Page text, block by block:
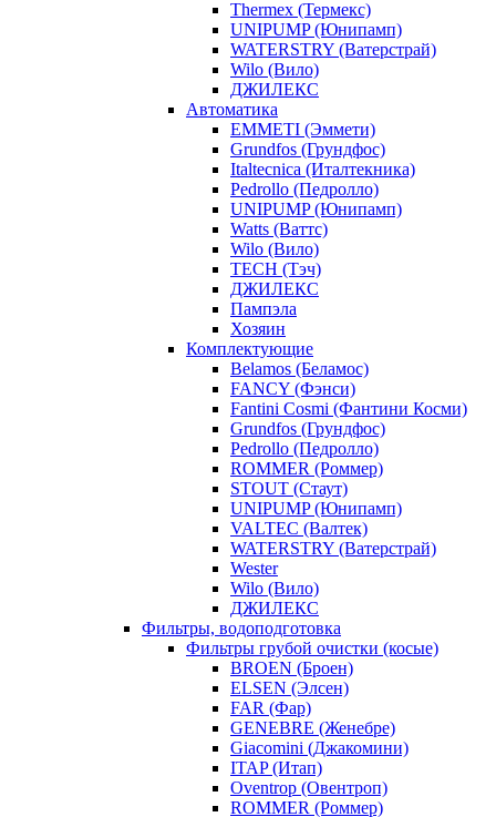
Thermex (Термекс)
UNIPUMP (Юнипамп)
WATERSTRY (Ватерстрай)
Wilo (Вило)
ДЖИЛЕКС
Автоматика
EMMETI (Эммети)
Grundfos (Грундфос)
Italtecnica (Италтекника)
Pedrollo (Педролло)
UNIPUMP (Юнипамп)
Watts (Ваттс)
Wilo (Вило)
TECH (Тэч)
ДЖИЛЕКС
Пампэла
Хозяин
Комплектующие
Belamos (Беламос)
FANCY (Фэнси)
Fantini Cosmi (Фантини Косми)
Grundfos (Грундфос)
Pedrollo (Педролло)
ROMMER (Роммер)
STOUT (Стаут)
UNIPUMP (Юнипамп)
VALTEC (Валтек)
WATERSTRY (Ватерстрай)
Wester
Wilo (Вило)
ДЖИЛЕКС
Фильтры, водоподготовка
Фильтры грубой очистки (косые)
BROEN (Броен)
ELSEN (Элсен)
FAR (Фар)
GENEBRE (Женебре)
Giacomini (Джакомини)
ITAP (Итап)
Oventrop (Овентроп)
ROMMER (Роммер)